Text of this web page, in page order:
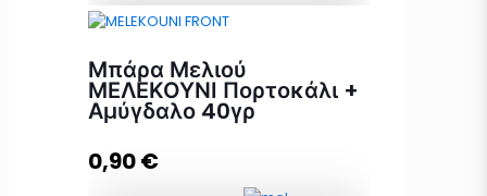
ΛΙΝΑΡΟΣΠΟΡΟΣ 40γρ ποσότητα
Μπάρα Μελιού
ΜΕΛΕΚΟΥΝΙ Πορτοκάλι +
Αμύγδαλο 40γρ
0,90€